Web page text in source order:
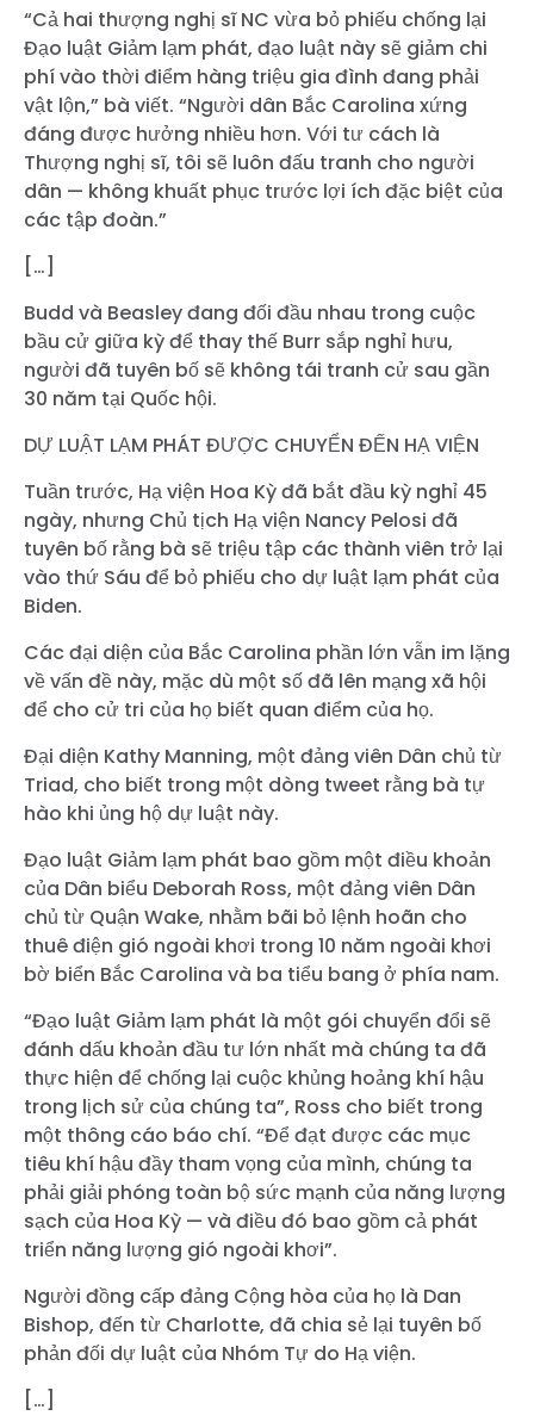
Trang chủ
Shop
Take Back the Courts
Làm việc với chúng tôi
Nhấn
Bữa tiệc của bạn
Vote
Quyên tặng
“Cả hai thượng nghị sĩ NC vừa bỏ phiếu chống lại
Đạo luật Giảm lạm phát, đạo luật này sẽ giảm chi
phí vào thời điểm hàng triệu gia đình đang phải
vật lộn,” bà viết. “Người dân Bắc Carolina xứng
đáng được hưởng nhiều hơn. Với tư cách là
Thượng nghị sĩ, tôi sẽ luôn đấu tranh cho người
dân — không khuất phục trước lợi ích đặc biệt của
các tập đoàn.”
[…]
Budd và Beasley đang đối đầu nhau trong cuộc
bầu cử giữa kỳ để thay thế Burr sắp nghỉ hưu,
người đã tuyên bố sẽ không tái tranh cử sau gần
30 năm tại Quốc hội.
DỰ LUẬT LẠM PHÁT ĐƯỢC CHUYỂN ĐẾN HẠ VIỆN
Tuần trước, Hạ viện Hoa Kỳ đã bắt đầu kỳ nghỉ 45
ngày, nhưng Chủ tịch Hạ viện Nancy Pelosi đã
tuyên bố rằng bà sẽ triệu tập các thành viên trở lại
vào thứ Sáu để bỏ phiếu cho dự luật lạm phát của
Biden.
Các đại diện của Bắc Carolina phần lớn vẫn im lặng
về vấn đề này, mặc dù một số đã lên mạng xã hội
để cho cử tri của họ biết quan điểm của họ.
Đại diện Kathy Manning, một đảng viên Dân chủ từ
Triad, cho biết trong một dòng tweet rằng bà tự
hào khi ủng hộ dự luật này.
Đạo luật Giảm lạm phát bao gồm một điều khoản
của Dân biểu Deborah Ross, một đảng viên Dân
chủ từ Quận Wake, nhằm bãi bỏ lệnh hoãn cho
thuê điện gió ngoài khơi trong 10 năm ngoài khơi
bờ biển Bắc Carolina và ba tiểu bang ở phía nam.
“Đạo luật Giảm lạm phát là một gói chuyển đổi sẽ
đánh dấu khoản đầu tư lớn nhất mà chúng ta đã
thực hiện để chống lại cuộc khủng hoảng khí hậu
trong lịch sử của chúng ta”, Ross cho biết trong
một thông cáo báo chí. “Để đạt được các mục
tiêu khí hậu đầy tham vọng của mình, chúng ta
phải giải phóng toàn bộ sức mạnh của năng lượng
sạch của Hoa Kỳ — và điều đó bao gồm cả phát
triển năng lượng gió ngoài khơi”.
Người đồng cấp đảng Cộng hòa của họ là Dan
Bishop, đến từ Charlotte, đã chia sẻ lại tuyên bố
phản đối dự luật của Nhóm Tự do Hạ viện.
[…]